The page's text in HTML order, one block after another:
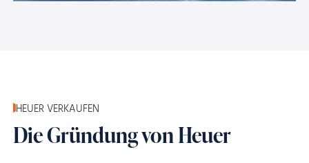
HEUER VERKAUFEN
Die Gründung von Heuer